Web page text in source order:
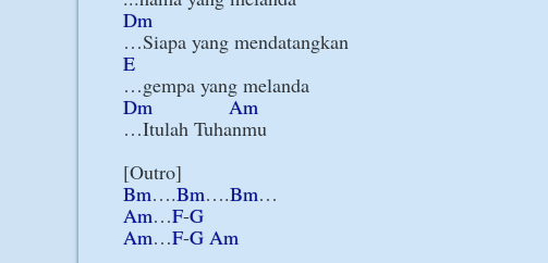
Dm
E
Dm
Am
…Itulah Tuhanmu
Bm….Bm….Bm
Am…F-G
Am…F-G Am